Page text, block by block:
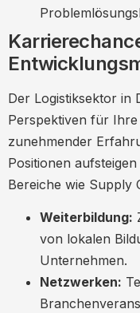
Der Logistiksektor in
Perspektiven für
zunehmender
Positionen
Bereiche wie Supply
Weiterbildung:
von lokalen
Unternehmen.
Netzwerken: